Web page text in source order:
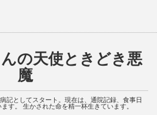
の天使ときどき悪
魔
記としてスタート。現在は、通院記録、食事日
す。 生かされた命を精一杯生きています。